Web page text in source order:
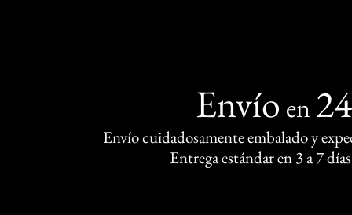
Envío en
Envío cuidadosamente embalado y
Entrega estándar en 3 a 7